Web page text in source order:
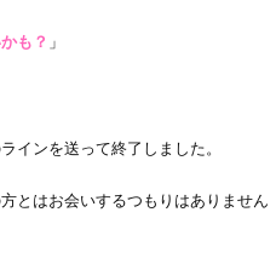
も？ 」
インを送って終了しました。
とはお会いするつもりはありません